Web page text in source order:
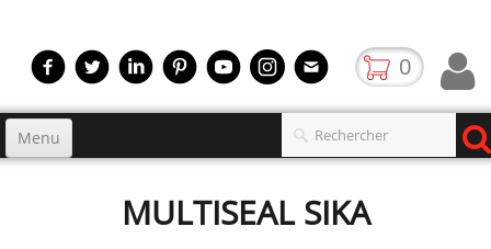
0
Menu
▼MULTISEAL SIKA